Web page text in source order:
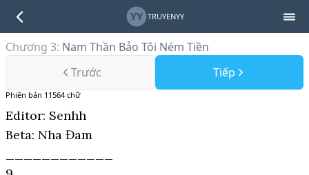
YY TRUYENYY
Chương 3: Nam Thần Bảo Tôi Ném Tiền
Trước
Tiếp
Phiên bản 11564 chữ
Editor: Senhh
Beta: Nha Đam